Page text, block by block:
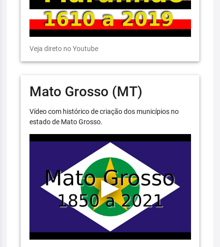
Veja direto no Youtube
Mato Grosso (MT)
Vídeo com histórico de criação dos municípios no
estado de Mato Grosso.